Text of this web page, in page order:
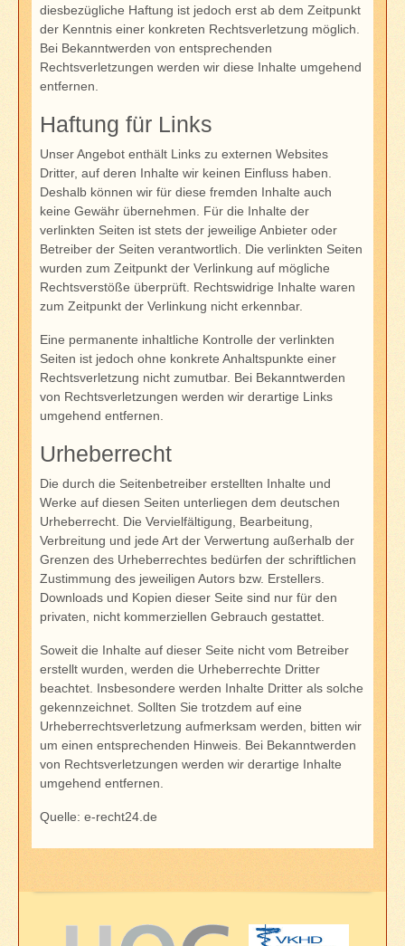
diesbezügliche Haftung ist jedoch erst ab dem Zeitpunkt
der Kenntnis einer konkreten Rechtsverletzung möglich.
Bei Bekanntwerden von entsprechenden
Rechtsverletzungen werden wir diese Inhalte umgehend
entfernen.
Haftung für Links
Unser Angebot enthält Links zu externen Websites
Dritter, auf deren Inhalte wir keinen Einfluss haben.
Deshalb können wir für diese fremden Inhalte auch
keine Gewähr übernehmen. Für die Inhalte der
verlinkten Seiten ist stets der jeweilige Anbieter oder
Betreiber der Seiten verantwortlich. Die verlinkten Seiten
wurden zum Zeitpunkt der Verlinkung auf mögliche
Rechtsverstöße überprüft. Rechtswidrige Inhalte waren
zum Zeitpunkt der Verlinkung nicht erkennbar.
Eine permanente inhaltliche Kontrolle der verlinkten
Seiten ist jedoch ohne konkrete Anhaltspunkte einer
Rechtsverletzung nicht zumutbar. Bei Bekanntwerden
von Rechtsverletzungen werden wir derartige Links
umgehend entfernen.
Urheberrecht
Die durch die Seitenbetreiber erstellten Inhalte und
Werke auf diesen Seiten unterliegen dem deutschen
Urheberrecht. Die Vervielfältigung, Bearbeitung,
Verbreitung und jede Art der Verwertung außerhalb der
Grenzen des Urheberrechtes bedürfen der schriftlichen
Zustimmung des jeweiligen Autors bzw. Erstellers.
Downloads und Kopien dieser Seite sind nur für den
privaten, nicht kommerziellen Gebrauch gestattet.
Soweit die Inhalte auf dieser Seite nicht vom Betreiber
erstellt wurden, werden die Urheberrechte Dritter
beachtet. Insbesondere werden Inhalte Dritter als solche
gekennzeichnet. Sollten Sie trotzdem auf eine
Urheberrechtsverletzung aufmerksam werden, bitten wir
um einen entsprechenden Hinweis. Bei Bekanntwerden
von Rechtsverletzungen werden wir derartige Inhalte
umgehend entfernen.
Quelle: e-recht24.de